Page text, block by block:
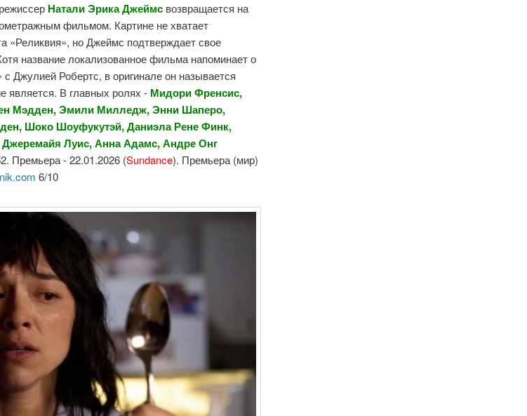
Натали Эрика Джеймс возвращается на
фильмом. Картине не хватает
«Реликвия», но Джеймс подтверждает свое
название локализованное фильма напоминает о
Робертс, в оригинале он называется
является. В главных ролях - Мидори Френсис,
Мэдден, Эмили Милледж, Энни Шаперо,
Шоко Шоуфукутэй, Даниэла Рене Финк,
Луис, Анна Адамс, Андре Онг
Премьера - 22.01.2026 (Sundance). Премьера (мир)
6/10